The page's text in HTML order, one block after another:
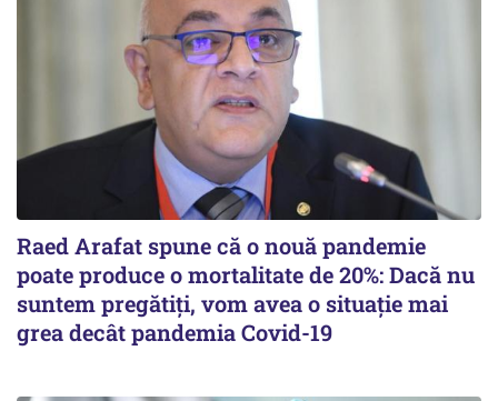
Raed Arafat spune că o nouă pandemie
poate produce o mortalitate de 20%: Dacă nu
suntem pregătiți, vom avea o situație mai
grea decât pandemia Covid-19